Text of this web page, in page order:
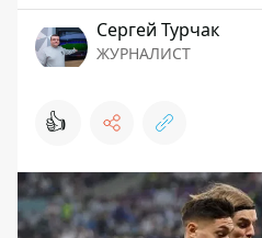
Сергей Турчак
ЖУРНАЛИСТ
👍